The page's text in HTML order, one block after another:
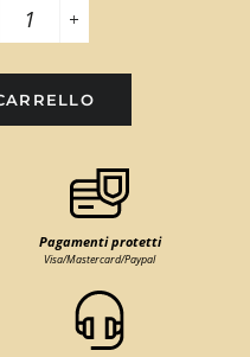
+
Pagamenti protetti
Visa/Mastercard/Paypal